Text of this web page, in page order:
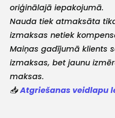
oriģinālajā iepakojumā.
Nauda tiek atmaksāta
izmaksas netiek
Maiņas gadījumā klients
izmaksas, bet jaunu
maksas.
📥Atgriešanas veidlapu